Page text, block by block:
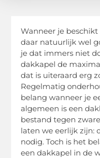
Wanneer je
daar natuurlijk wel
je dat immers niet
dakkapel de
dat is uiteraard erg
Regelmatig
belang wanneer je
algemeen is een
bestand tegen
laten we eerlijk zijn:
nodig. Toch is het
een dakkapel in de